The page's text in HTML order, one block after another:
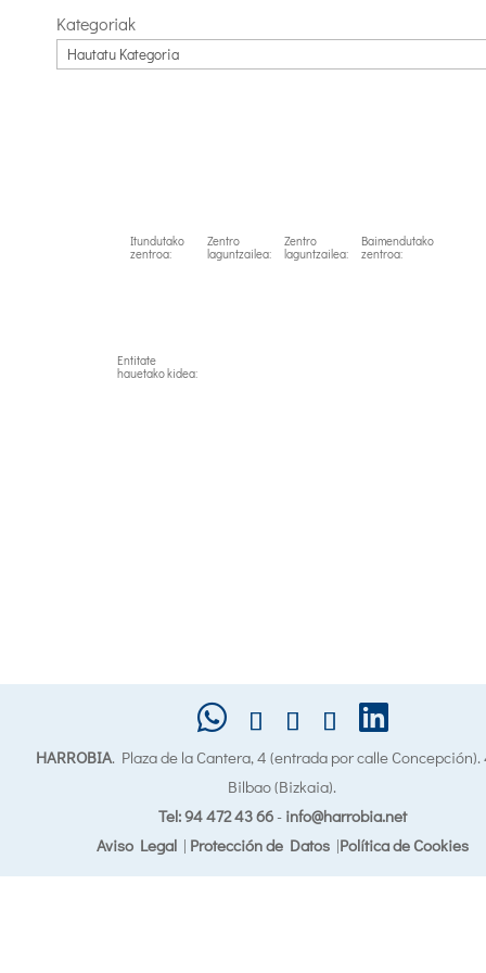
Kategoriak
Itundutako
zentroa:
Zentro
laguntzailea:
Zentro
laguntzailea:
Baimendutako
zentroa:
Entitate
hauetako kidea:
HARROBIA. Plaza de la Cantera, 4 (entrada por calle
Bilbao (Bizkaia).
Tel: 94 472 43 66- info@harrobia.net
Aviso Legal| Protección de Datos|Política de Cookies